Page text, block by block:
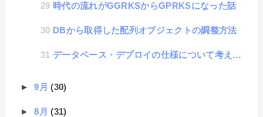
時代の流れがGGRKSからGPRKSになった話
DBから取得した配列オブジェクトの調整方法
データベース・デプロイの仕様について考えた話
►9月(30)
►8月(31)